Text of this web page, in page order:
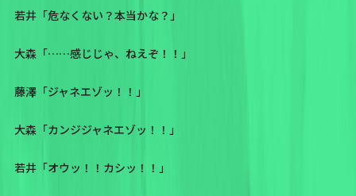
若井「危なくない？本当かな？」
大森「……感じじゃ、ねえぞ！！」
藤澤「ジャネエゾッ！！」
大森「カンジジャネエゾッ！！」
若井「オウッ！！カシッ！！」